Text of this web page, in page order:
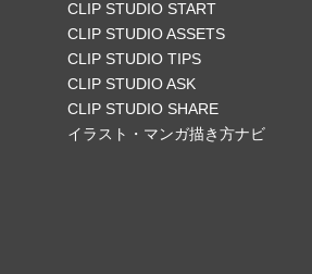
CLIP STUDIO START
CLIP STUDIO ASSETS
CLIP STUDIO TIPS
CLIP STUDIO ASK
CLIP STUDIO SHARE
イラスト・マンガ描き方ナビ